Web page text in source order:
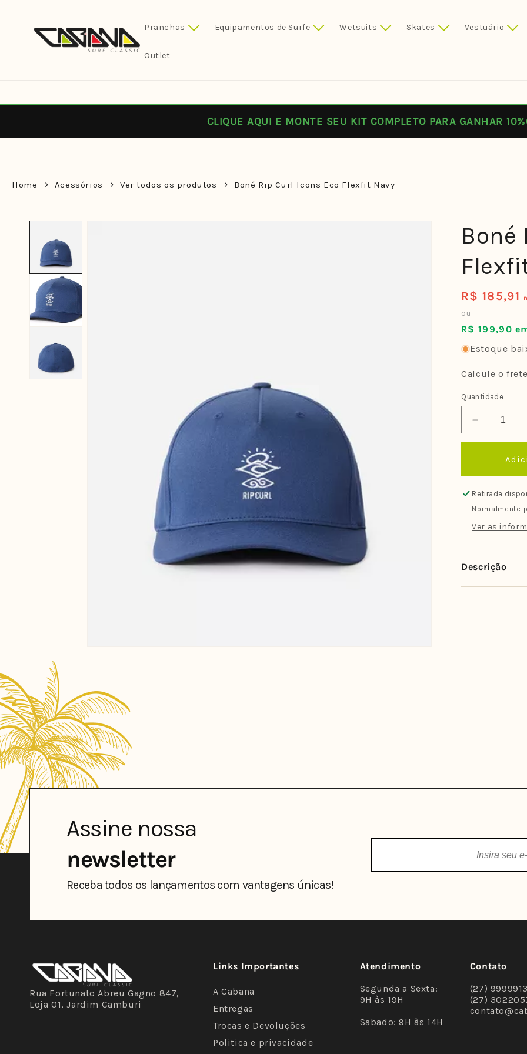
Pranchas Equipamentos de Surfe Wetsuits Skates Vestuário
Outlet
CLIQUE AQUI E MONTE SEU KIT COMPLETO PARA GANHAR
Home Acessórios Ver todos os produtos Boné Rip Curl Icons Eco Flexfit Navy
Boné
Preço
normal
R$ 185,91
ou
R$ 199,90
Estoque
Calcule o
Quantidade
Diminuir
a
Boné
Curl
Icons
Eco
Retirada
Normalmente
Ver as
Descrição
Assine nossa
newsletter
Receba todos os lançamentos com vantagens únicas!
Rua Fortunato Abreu Gagno 847,
Loja 01, Jardim Camburi
Links Importantes
A Cabana
Entregas
Trocas e Devoluções
Politica e privacidade
Atendimento
Segunda a Sexta:
9H às 19H
Sabado: 9H às 14H
Contato
(27)
(27)